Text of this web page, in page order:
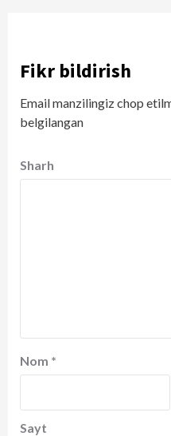
Fikr bildirish
Email manzilingiz chop
belgilangan
Sharh
Nom *
Sayt